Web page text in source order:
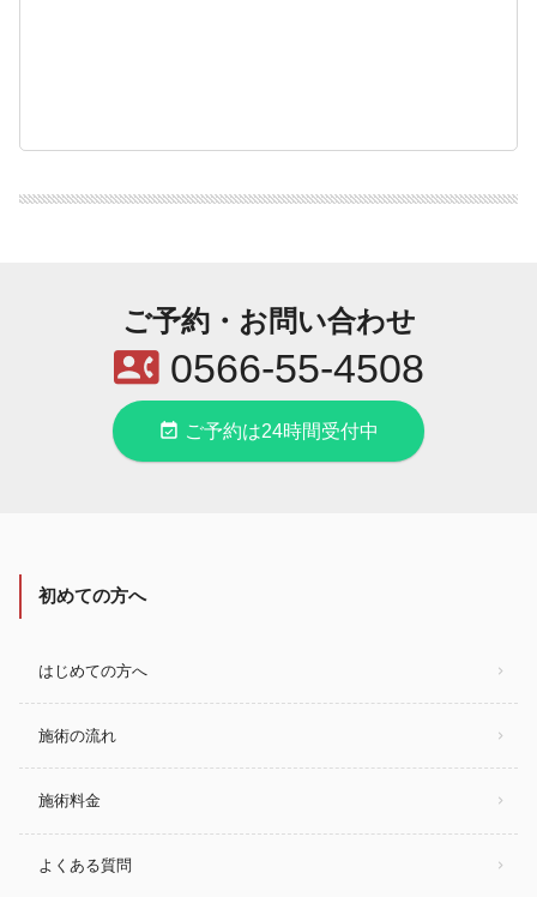
ご予約・お問い合わせ
contact_phone0566-55-4508
event_available ご予約は24時間受付中
初めての方へ
はじめての方へ
施術の流れ
施術料金
よくある質問